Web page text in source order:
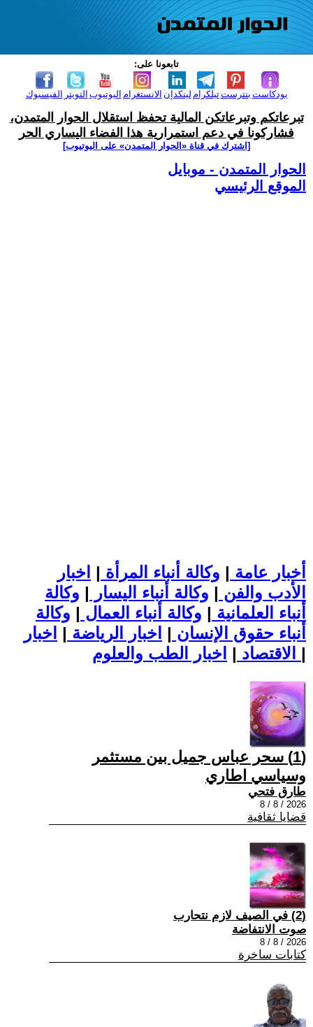
تابعونا على:
الفيسبوك التويتر اليوتيوب الانستغرام لينكدإن تيلكرامبنترست بودكاست
تبرعاتكم وتبرعاتكن المالية تحفظ استقلال الحوار المتمدن،
فشاركونا في دعم استمرارية هذا الفضاء اليساري الحر
[اشترك في قناة ‫«الحوار المتمدن» على اليوتيوب]
الحوار المتمدن - موبايل
الموقع الرئيسي
أخبار عامة | وكالة أنباء المرأة | اخبار
الأدب والفن | وكالة أنباء اليسار | وكالة
أنباء العلمانية | وكالة أنباء العمال | وكالة
أنباء حقوق الإنسان | اخبار الرياضة | اخبار
الاقتصاد | |
(1) سحر عباس جميل بين مستثمر
وسياسي اطاري
طارق فتحي
2026 / 8 / 8
قضايا ثقافية
(2) في الصيف لازم نتحارب
صوت الانتفاضة
2026 / 8 / 8
كتابات ساخرة